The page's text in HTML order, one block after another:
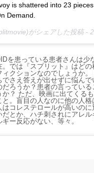
is shattered into 23
Demand.
がシェアした投稿 -
を患っている患者さんは少
では『スプリット』はどの
ィクションなのでしょうか
でさえ答えが出せずに悩ん
だろうか？患者の言ってい
か？ ただ、映画に出てくる
。盲目の人なのに他の人
はコレステロールが高いの
だとか、ハチ刺されにアレ
ー反応がない、等々。